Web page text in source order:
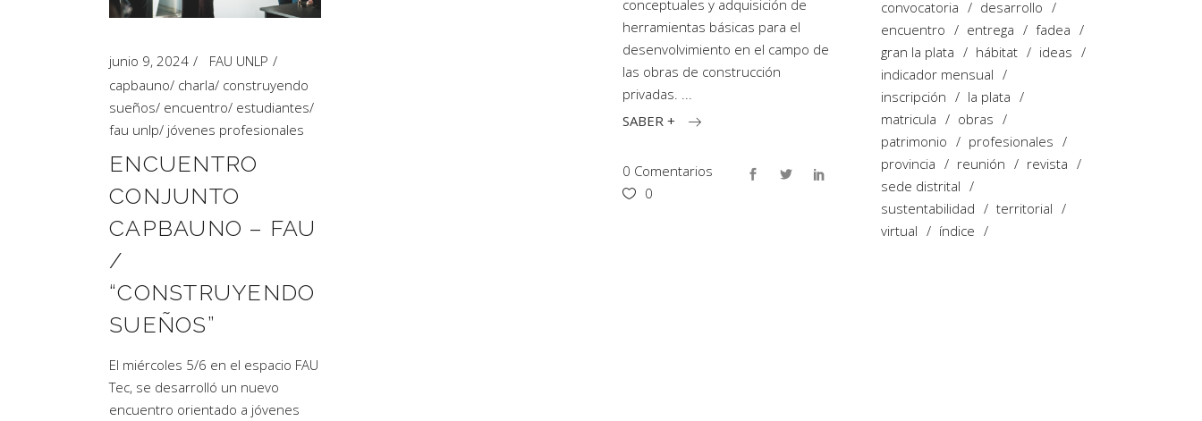
conceptuales y adquisición de
herramientas básicas para el
desenvolvimiento en el campo de
las obras de construcción
privadas.
SABER +
0 Comentarios
0
junio 9, 2024
FAU UNLP
capbauno/ charla/ construyendo
sueños/ encuentro/ estudiantes/
fau unlp/ jóvenes profesionales
ENCUENTRO
CONJUNTO
CAPBAUNO – FAU
/
“CONSTRUYENDO
SUEÑOS”
El miércoles 5/6 en el espacio FAU
Tec, se desarrolló un nuevo
encuentro orientado a jóvenes
convocatoria
desarrollo
encuentro
entrega
fadea
gran la plata
hábitat
ideas
indicador mensual
inscripción
la plata
matricula
obras
patrimonio
profesionales
provincia
reunión
revista
sede distrital
sustentabilidad
territorial
virtual
índice